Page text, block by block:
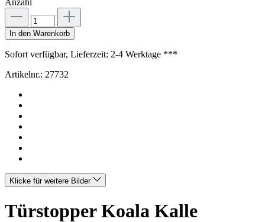
Anzahl
In den Warenkorb
Sofort verfügbar, Lieferzeit: 2-4 Werktage ***
Artikelnr.: 27732
Klicke für weitere Bilder
Türstopper Koala Kalle